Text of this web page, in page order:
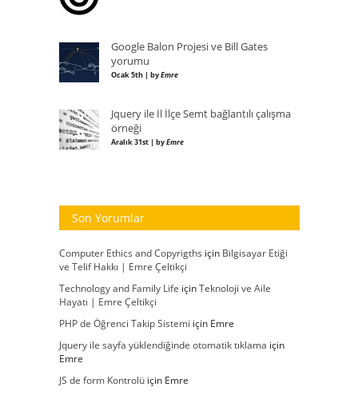
Google Balon Projesi ve Bill Gates
yorumu
Ocak 5th | byEmre
Jquery ile İl İlçe Semt bağlantılı çalışma
örneği
Aralık 31st | byEmre
Son Yorumlar
Computer Ethics and Copyrigths için Bilgisayar Etiği
ve Telif Hakkı | Emre Çeltikçi
Technology and Family Life içinTeknoloji ve Aile
Hayatı | Emre Çeltikçi
PHP de Öğrenci Takip Sistemi için Emre
Jquery ile sayfa yüklendiğinde otomatik tıklama için
Emre
JS de form Kontrolü için Emre